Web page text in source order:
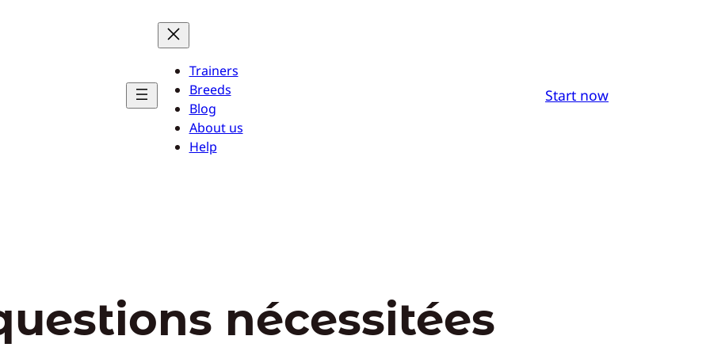
Trainers
Breeds
Blog
About us
Help
Start now
nécessitées